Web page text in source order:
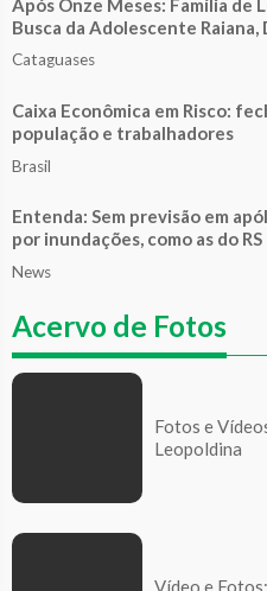
Após Onze Meses: Família de
Busca da Adolescente
Cataguases
Caixa Econômica em Risco:
população e trabalhadores
Brasil
Entenda: Sem previsão em
por inundações, como as do RS
News
Acervo de Fotos
Fotos e
Leopoldina